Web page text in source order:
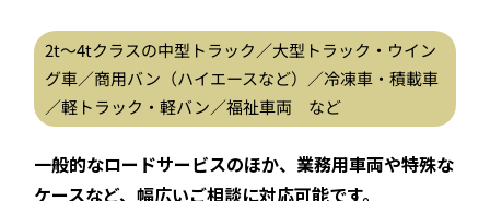
2t〜4tクラスの中型トラック／大型トラック・ウイン
グ車／商用バン（ハイエースなど）／冷凍車・積載車
／軽トラック・軽バン／福祉車両 など
一般的なロードサービスのほか、業務用車両や特殊な
ケースなど、幅広いご相談に対応可能です。